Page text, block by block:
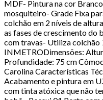
MDF- Pintura na cor
mosquiteiro- Grade Fixa
colchão em 2 níveis de
as fases de crescimento do
com travas- Utiliza
INMETRODimensões:
Profundidade: 75 cm
Carolina Características
Acabamento e pintura em
com tinta atóxica que não